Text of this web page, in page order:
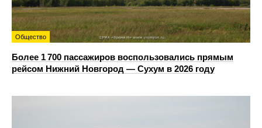
Общество
Более 1 700 пассажиров воспользовались прямым
рейсом Нижний Новгород — Сухум в 2026 году